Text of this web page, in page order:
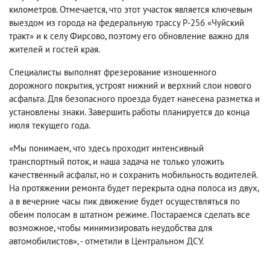
километров. Отмечается, что этот участок является ключевым
выездом из города на федеральную трассу Р-256 «Чуйский
тракт» и к селу Фирсово, поэтому его обновление важно для
жителей и гостей края.
Специалисты выполнят фрезерование изношенного
дорожного покрытия, устроят нижний и верхний слои нового
асфальта. Для безопасного проезда будет нанесена разметка и
установлены знаки. Завершить работы планируется до конца
июля текущего года.
«Мы понимаем, что здесь проходит интенсивный
транспортный поток, и наша задача не только уложить
качественный асфальт, но и сохранить мобильность водителей.
На протяжении ремонта будет перекрыта одна полоса из двух,
а в вечерние часы пик движение будет осуществляться по
обеим полосам в штатном режиме. Постараемся сделать все
возможное, чтобы минимизировать неудобства для
автомобилистов», - отметили в Центральном ДСУ.